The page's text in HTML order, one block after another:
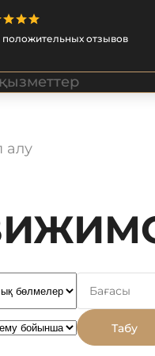
положительных отзывов
қызметтер
алу
Табу